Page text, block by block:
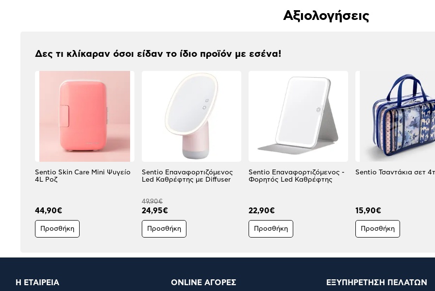
Αξιολογήσεις
Δες τι κλίκαραν όσοι είδαν το ίδιο προϊόν με εσένα!
Sentio Skin Care Mini Ψυγείο
4L Ροζ
44,90€
Προσθήκη
Sentio Επαναφορτιζόμενος
Led Καθρέφτης με Diffuser
49,90€
24,95€
Προσθήκη
Sentio Επαναφορτιζόμενος -
Φορητός Led Καθρέφτης
22,90€
Προσθήκη
Sentio Τσαντάκια σετ
15,90€
Προσθήκη
Η ΕΤΑΙΡΕΙΑ ONLINE ΑΓΟΡΕΣ ΕΞΥΠΗΡΕΤΗΣΗ ΠΕΛΑΤΩΝ